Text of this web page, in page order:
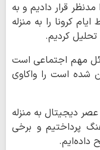
قرار دادیم و به
کرونا را به منزله
کردیم.
مهم اجتماعی است
شده است را واکاوی
دیجیتال به منزله
پرداختیم و برخی
داده‌ایم.